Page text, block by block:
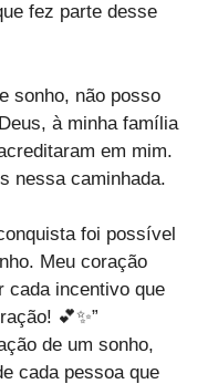
fez parte desse
sonho, não posso
à minha família
em mim.
nessa caminhada.
foi possível
Meu coração
cada incentivo que
💕✨”
de um sonho,
cada pessoa que